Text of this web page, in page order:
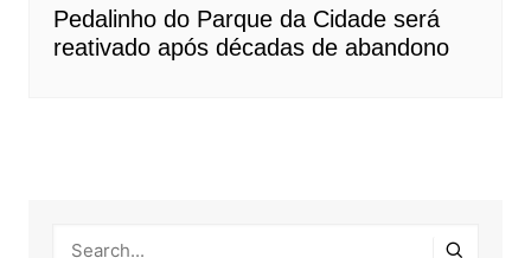
Pedalinho do Parque da Cidade será
reativado após décadas de abandono